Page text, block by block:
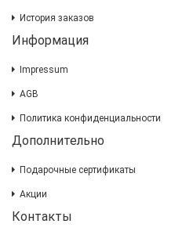
История заказов
Информация
Impressum
AGB
Политика конфиденциальности
Дополнительно
Подарочные сертификаты
Акции
Контакты